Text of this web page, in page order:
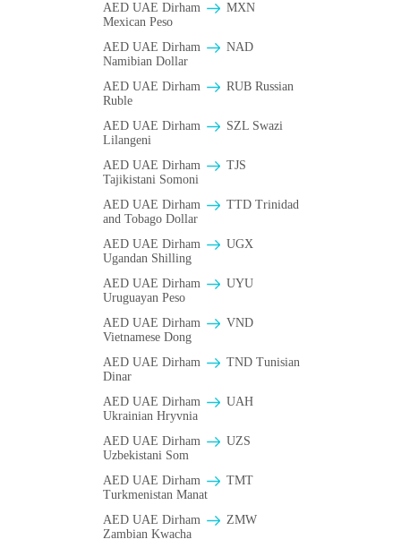
AED UAE Dirham
MXN
Mexican Peso
AED UAE Dirham
NAD
Namibian Dollar
AED UAE Dirham
RUB Russian
Ruble
AED UAE Dirham
SZL Swazi
Lilangeni
AED UAE Dirham
TJS
Tajikistani Somoni
AED UAE Dirham
TTD Trinidad
and Tobago Dollar
AED UAE Dirham
UGX
Ugandan Shilling
AED UAE Dirham
UYU
Uruguayan Peso
AED UAE Dirham
VND
Vietnamese Dong
AED UAE Dirham
TND Tunisian
Dinar
AED UAE Dirham
UAH
Ukrainian Hryvnia
AED UAE Dirham
UZS
Uzbekistani Som
AED UAE Dirham
TMT
Turkmenistan Manat
AED UAE Dirham
ZMW
Zambian Kwacha